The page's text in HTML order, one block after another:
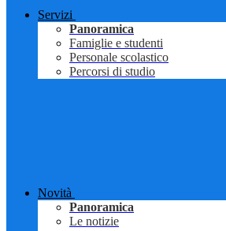
Servizi
Panoramica
Famiglie e studenti
Personale scolastico
Percorsi di studio
Novità
Panoramica
Le notizie